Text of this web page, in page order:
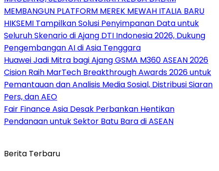
MEMBANGUN PLATFORM MEREK MEWAH ITALIA BARU
HIKSEMI Tampilkan Solusi Penyimpanan Data untuk
Seluruh Skenario di Ajang DTI Indonesia 2026, Dukung
Pengembangan AI di Asia Tenggara
Huawei Jadi Mitra bagi Ajang GSMA M360 ASEAN 2026
Cision Raih MarTech Breakthrough Awards 2026 untuk
Pemantauan dan Analisis Media Sosial, Distribusi Siaran
Pers, dan AEO
Fair Finance Asia Desak Perbankan Hentikan
Pendanaan untuk Sektor Batu Bara di ASEAN
Berita Terbaru